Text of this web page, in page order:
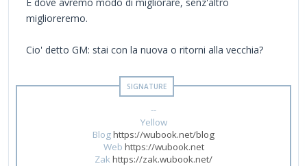
miglioreremo.
Cio' detto GM: stai con la nuova o ritorni alla vecchia?
--
Yellow
Bloghttps://wubook.net/blog
Web https://wubook.net
Zak https://zak.wubook.net/